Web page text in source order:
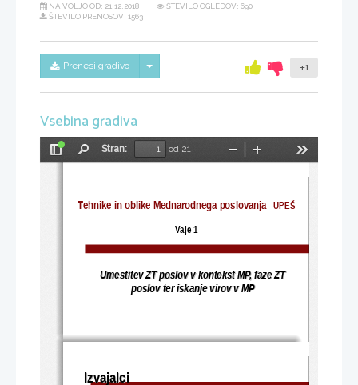
NA VOLJO OD: 21.12.2018
ŠTEVILO OGLEDOV: 690
ŠTEVILO PRENOSOV: 1563
Prenesi gradivo Skrij/prikaži meni +1
Vsebina gradiva
Preklopi
Stran:
od 21
Pomanjšaj
Tehnike in oblike Mednarodnega poslovanja - UPEŠ
Vaje 1
Umestitev ZT poslov v kontekst MP, faze ZT
Umestitev ZT poslov v kontekst MP, faze ZT
poslov ter iskanje virov v MP
poslov ter iskanje virov v MP
Izvajalci
Izvajalci